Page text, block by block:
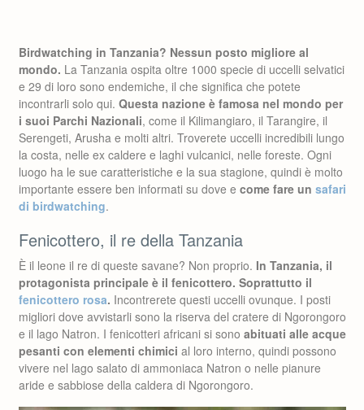
Birdwatching in Tanzania? Nessun posto migliore al
mondo. La Tanzania ospita oltre 1000 specie di uccelli selvatici
e 29 di loro sono endemiche, il che significa che potete
incontrarli solo qui. Questa nazione è famosa nel mondo per
i suoi Parchi Nazionali, come il Kilimangiaro, il Tarangire, il
Serengeti, Arusha e molti altri. Troverete uccelli incredibili lungo
la costa, nelle ex caldere e laghi vulcanici, nelle foreste. Ogni
luogo ha le sue caratteristiche e la sua stagione, quindi è molto
importante essere ben informati su dove e come fare un safari
di birdwatching.
Fenicottero, il re della Tanzania
È il leone il re di queste savane? Non proprio. In Tanzania, il
protagonista principale è il fenicottero. Soprattutto il
fenicottero rosa. Incontrerete questi uccelli ovunque. I posti
migliori dove avvistarli sono la riserva del cratere di Ngorongoro
e il lago Natron. I fenicotteri africani si sono abituati alle acque
pesanti con elementi chimici al loro interno, quindi possono
vivere nel lago salato di ammoniaca Natron o nelle pianure
aride e sabbiose della caldera di Ngorongoro.